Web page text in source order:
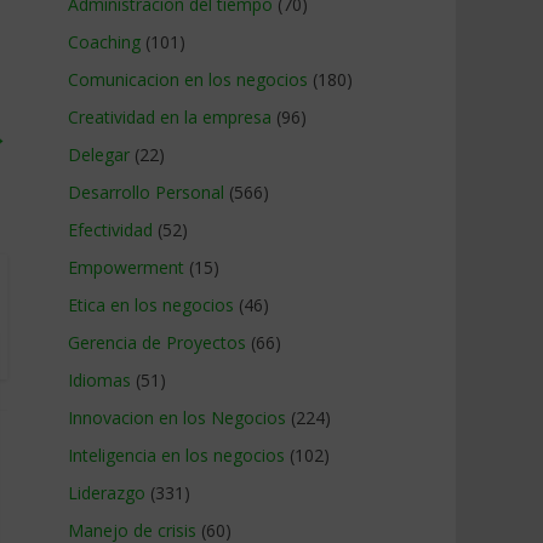
Coaching (101)
Comunicacion en los negocios (180)
Creatividad en la empresa (96)
Delegar (22)
Desarrollo Personal (566)
Efectividad (52)
Empowerment (15)
Etica en los negocios (46)
Gerencia de Proyectos (66)
Idiomas (51)
Innovacion en los Negocios (224)
Inteligencia en los negocios (102)
Liderazgo (331)
Manejo de crisis (60)